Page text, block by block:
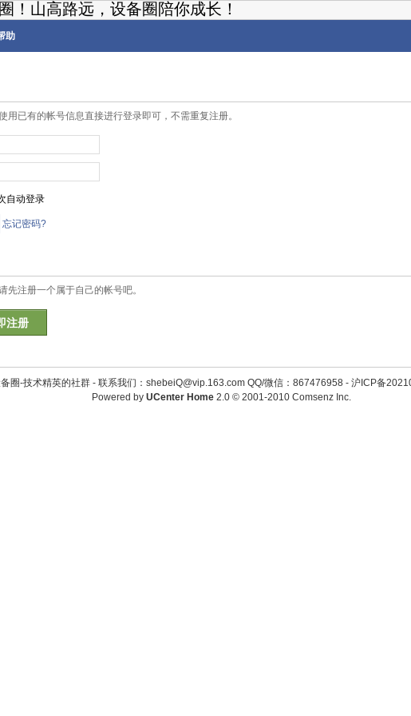
！山高路远，设备圈陪你成长！
助
用已有的帐号信息直接进行登录即可，不需重复注册。
自动登录
忘记密码?
先注册一个属于自己的帐号吧。
注册
圈-技术精英的社群 - 联系我们：shebeiQ@vip.163.com QQ/微信：867476958- 沪ICP备
Powered by UCenter Home 2.0© 2001-2010 Comsenz Inc.